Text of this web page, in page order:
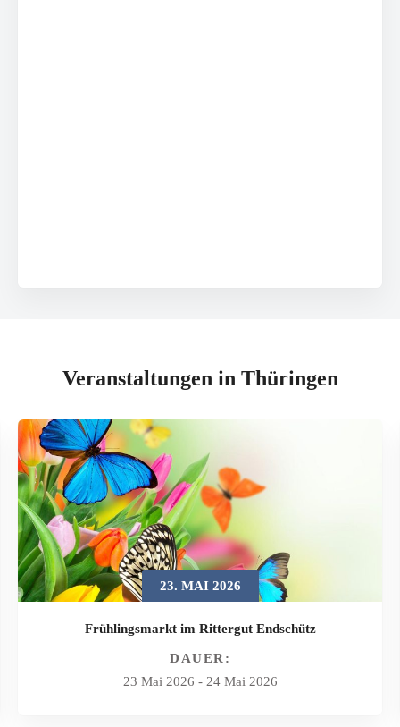
Veranstaltungen in Thüringen
23. MAI 2026
Frühlingsmarkt im Rittergut Endschütz
DAUER:
23 Mai 2026 - 24 Mai 2026